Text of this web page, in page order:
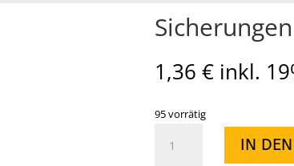
Sicherungen
1,36 € inkl.
95 vorrätig
"Mini",
IN